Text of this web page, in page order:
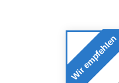
Wir empfehlen